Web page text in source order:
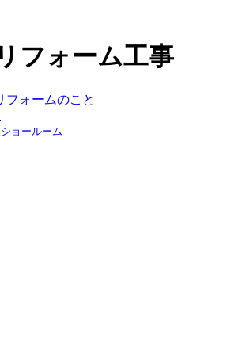
フォーム工事
フォームのこと
ョールーム